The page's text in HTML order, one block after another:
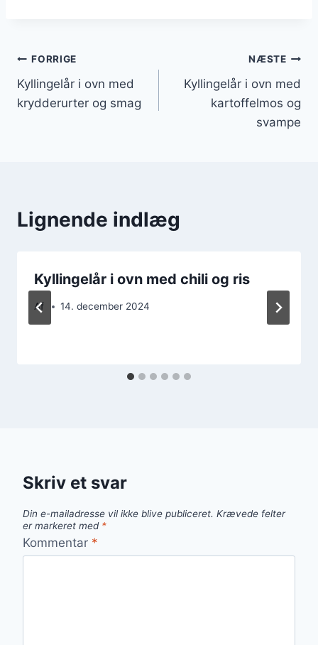
Indlægsnavigation
FORRIGE
Kyllingelår i ovn med
krydderurter og smag
NÆSTE
Kyllingelår i ovn med
kartoffelmos og
svampe
Lignende indlæg
Kyllingelår i ovn med chili og ris
Af 14. december 2024
Skriv et svar
Din e-mailadresse vil ikke blive publiceret. Krævede felter
er markeret med *
Kommentar *